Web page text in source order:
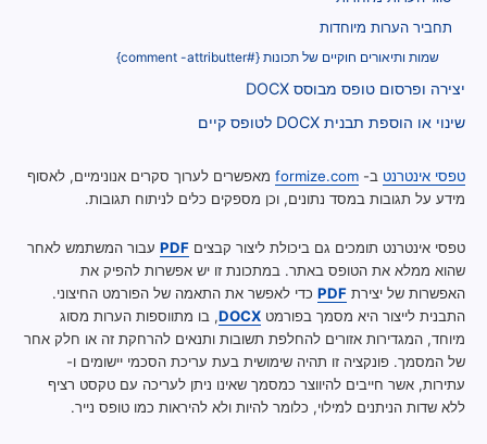
תחביר הערות מיוחדות
שמות ותיאורים חוקיים של תכונות {#comment -attributter}
יצירה ופרסום טופס מבוסס DOCX
שינוי או הוספת תבנית DOCX לטופס קיים
טפסי אינטרנט ב- formize.com מאפשרים לערוך סקרים אנונימיים, לאסוף
מידע על תגובות במסד נתונים, וכן מספקים כלים לניתוח תגובות.
טפסי אינטרנט תומכים גם ביכולת ליצור קבצים PDF עבור המשתמש לאחר
שהוא ממלא את הטופס באתר. במתכונת זו יש אפשרות להפיק את
האפשרות של יצירת PDF כדי לאפשר את התאמה של הפורמט החיצוני.
התבנית לייצור היא מסמך בפורמט DOCX, בו מתווספות הערות מסוג
מיוחד, המגדירות אזורים להחלפת תשובות ותנאים להרחקת זה או חלק אחר
של המסמך. פונקציה זו תהיה שימושית בעת עריכת הסכמי יישומים ו-
עתירות, אשר חייבים להיווצר כמסמך שאינו ניתן לעריכה עם טקסט רציף
ללא שדות הניתנים למילוי, כלומר להיות ולא להיראות כמו טופס נייר.